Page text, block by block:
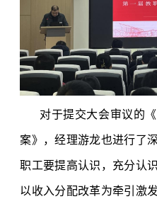
对于提交大会审议的
案》，经理游龙也进行了
职工要提高认识，充分认
以收入分配改革为牵引激